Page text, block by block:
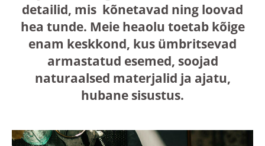
detailid, mis kõnetavad ning loovad
hea tunde. Meie heaolu toetab kõige
enam keskkond, kus ümbritsevad
armastatud esemed, soojad
naturaalsed materjalid ja ajatu,
hubane sisustus.